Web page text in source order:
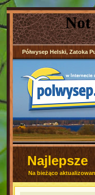
Półwysep Helski, Zatoka
Najlepsze
Na bieżąco